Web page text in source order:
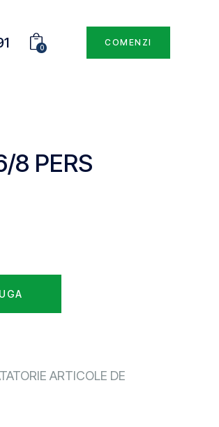
0
COMENZI
8 PERS
ARTICOLE DE